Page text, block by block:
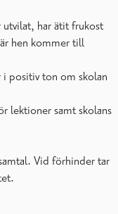
har ätit frukost
hen kommer till
positiv ton om skolan
lektioner samt skolans
Vid förhinder tar